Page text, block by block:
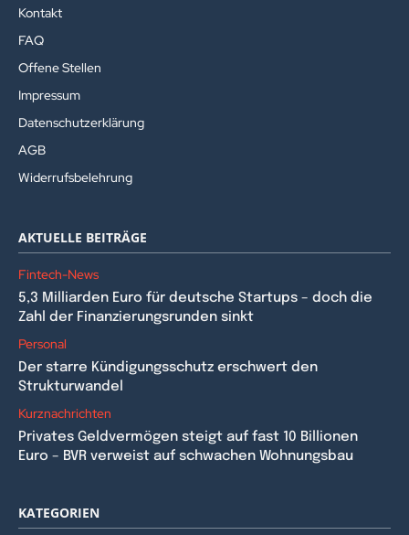
Kontakt
FAQ
Offene Stellen
Impressum
Datenschutzerklärung
AGB
Widerrufsbelehrung
AKTUELLE BEITRÄGE
Fintech-News
5,3 Milliarden Euro für deutsche Startups – doch die
Zahl der Finanzierungsrunden sinkt
Personal
Der starre Kündigungsschutz erschwert den
Strukturwandel
Kurznachrichten
Privates Geldvermögen steigt auf fast 10 Billionen
Euro – BVR verweist auf schwachen Wohnungsbau
KATEGORIEN